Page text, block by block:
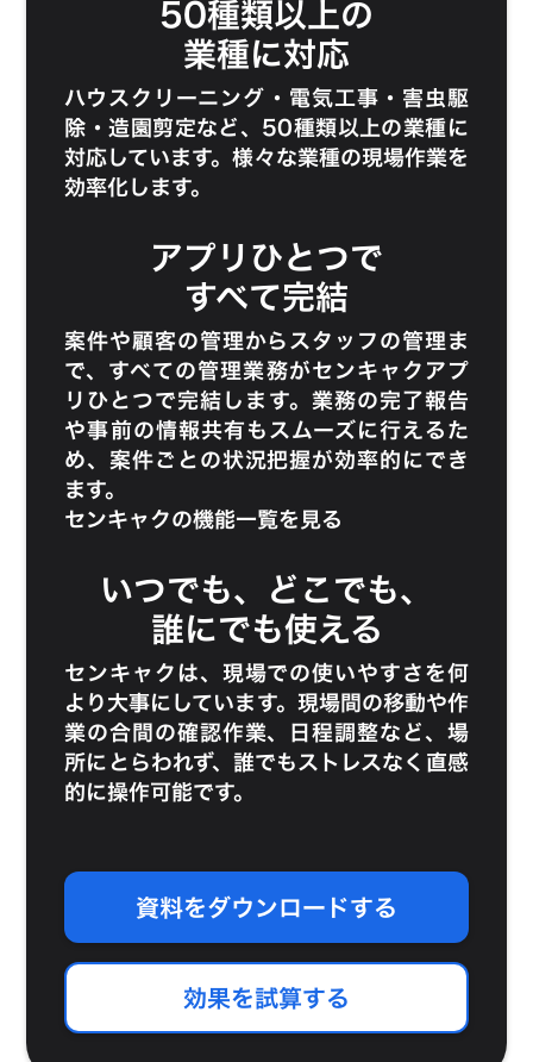
50種類以上の
業種に対応
ハウスクリーニング ・ 電気工事 ・ 害虫駆
除 ・造園剪定など、50種類以上の業種に
対応しています。様々な業種の現場作業を
効率化します。
アプリひとつで
すべて完結
案件や顧客の管理からスタッフの管理ま
で、すべての管理業務がセンキャクアプ
リひとつで完結します。業務の完了報告
や事前の情報共有もスムーズに行えるた
め、案件ごとの状況把握が効率的にでき
ます。
センキャクの機能一覧を見る
いつでも、どこでも、
誰にでも使える
センキャクは、現場での使いやすさを何
より大事にしています。現場間の移動や作
業の合間の確認作業、日程調整など、場
所にとらわれず、誰でもストレスなく直感
的に操作可能です。
資料をダウンロードする
効果を試算する